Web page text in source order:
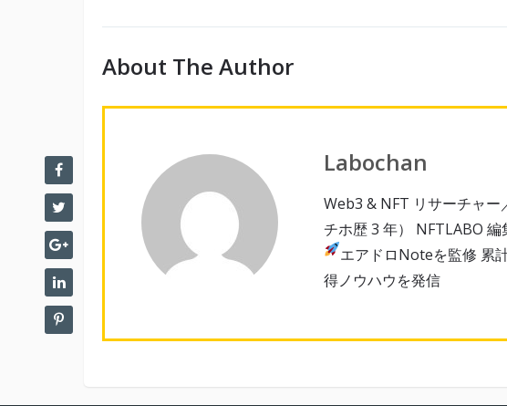
About The Author
Labochan
Web3 & NFT リサーチャ
チホ歴 3 年） NFTLABO
エアドロNoteを監修累
得ノウハウを発信